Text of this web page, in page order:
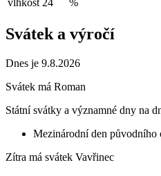
vlhkost 24 %
Svátek a výročí
Dnes je 9.8.2026
Svátek má Roman
Státní svátky a významné dny na
Mezinárodní den původního
Zítra má svátek Vavřinec